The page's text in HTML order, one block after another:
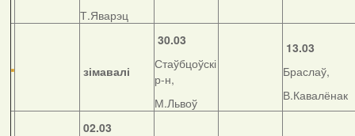
Т.Яварэц
зімавалі
30.03
Стаўбцоўскі
р-н,
М.Львоў
13.03
Браслаў,
В.Кавалёнак
02.03